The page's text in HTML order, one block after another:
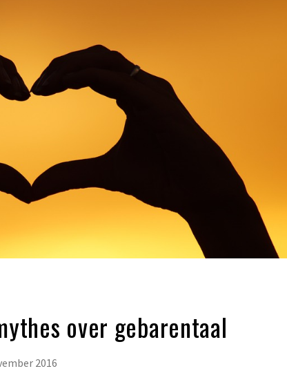
over gebarentaal
2016